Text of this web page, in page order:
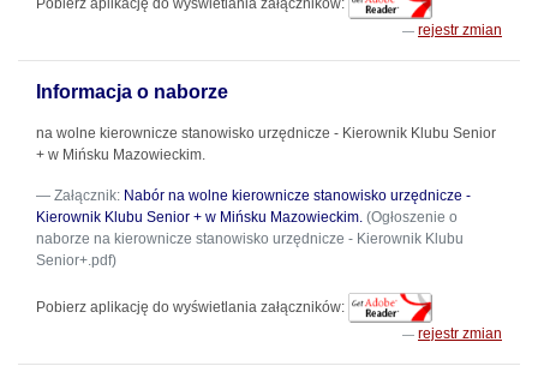
rejestr zmian
Informacja o naborze
na wolne kierownicze stanowisko urzędnicze - Kierownik Klubu Senior
+ w Mińsku Mazowieckim.
Załącznik: Nabór na wolne kierownicze stanowisko urzędnicze -
Kierownik Klubu Senior + w Mińsku Mazowieckim. (Ogłoszenie o
naborze na kierownicze stanowisko urzędnicze - Kierownik Klubu
Senior+.pdf)
Pobierz aplikację do wyświetlania załączników:
rejestr zmian